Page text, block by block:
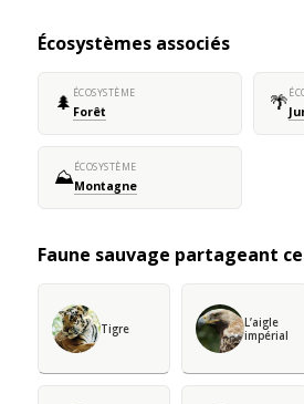
Écosystèmes associés
🌲 ÉCOSYSTÈME
Forêt 🌴
⛰️ÉCOSYSTÈME
Montagne
Faune sauvage partageant
Tigre
L’aigle
impérial